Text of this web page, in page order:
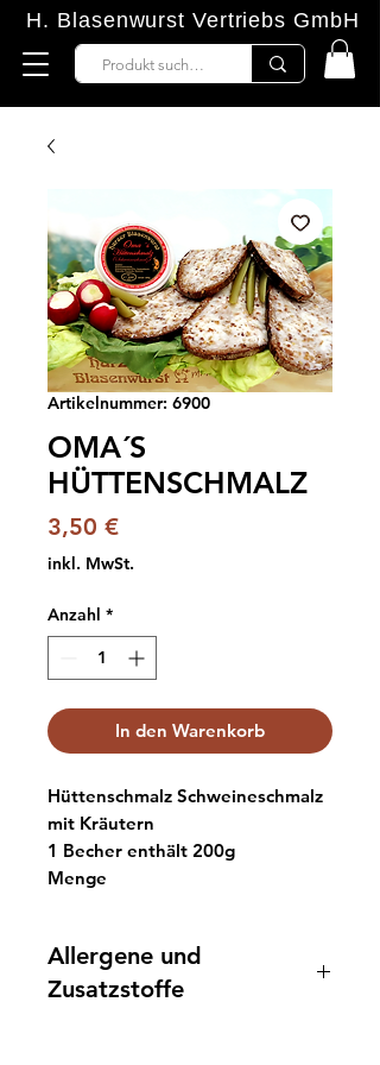
H. Blasenwurst Vertriebs GmbH
Artikelnummer: 6900
OMA´S
HÜTTENSCHMALZ
3,50 €Preis
inkl. MwSt.
Anzahl *
In den Warenkorb
Hüttenschmalz Schweineschmalz
mit Kräutern
1 Becher enthält 200g
Menge
Allergene und
Zusatzstoffe